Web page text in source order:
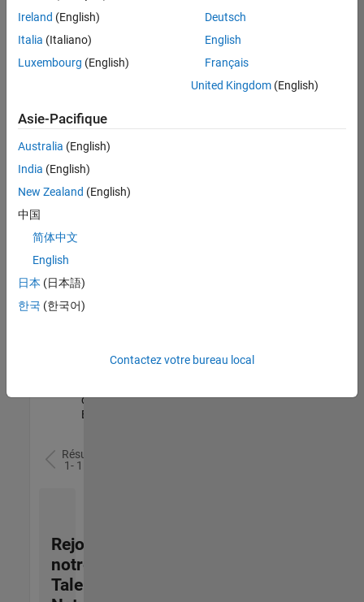
été
traduites.
Effectuez
lieu
pour
l’ensemble
des
opportunités
votre
région.
Senior Software Quality Engineer
Senior
Engineer
qualité |
Expérimenté(e)
Résultats
1- 1 de
Rejoignez
notre
Talent
Ireland (English)
Italia (Italiano)
Luxembourg (English)
Deutsch
English
Français
United Kingdom(English)
Asie-Pacifique
Australia (English)
India (English)
New Zealand (English)
中国
简体中文
English
日本 (日本語)
한국 (한국어)
Contactez votre bureau local